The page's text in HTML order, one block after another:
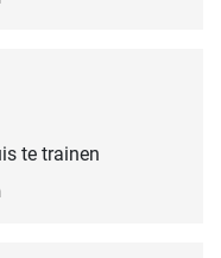
te trainen